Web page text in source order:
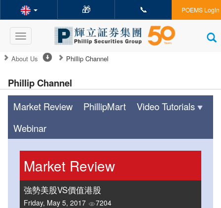
🎁 📞 POEMS Login
Toggle
navigation
About Us Phillip Channel
Phillip Channel
Market Review PhillipMart
Video Tutorials
Webinar
Market Review
強勢美股VS價值港股
Friday, May 5, 2017 7204